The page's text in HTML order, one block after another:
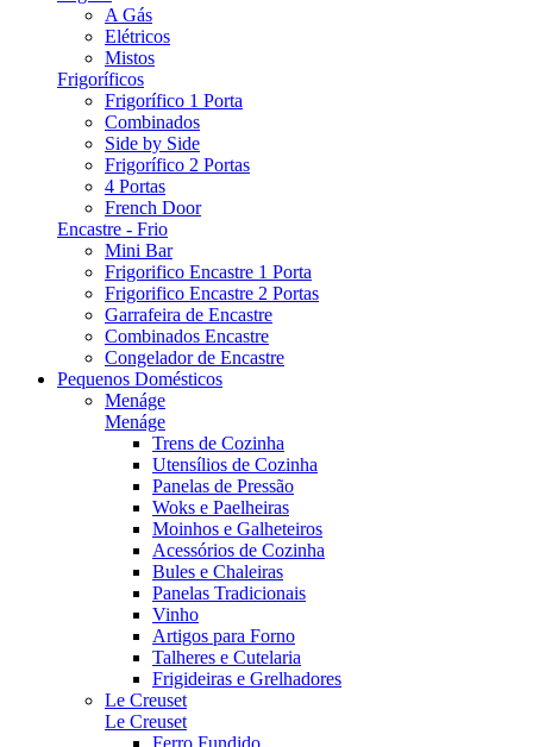
A Gás
Elétricos
Mistos
Frigoríficos
Frigorífico 1 Porta
Combinados
Side by Side
Frigorífico 2 Portas
4 Portas
French Door
Encastre - Frio
Mini Bar
Frigorifico Encastre 1 Porta
Frigorifico Encastre 2 Portas
Garrafeira de Encastre
Combinados Encastre
Congelador de Encastre
Pequenos Domésticos
Menáge
Menáge
Trens de Cozinha
Utensílios de Cozinha
Panelas de Pressão
Woks e Paelheiras
Moinhos e Galheteiros
Acessórios de Cozinha
Bules e Chaleiras
Panelas Tradicionais
Vinho
Artigos para Forno
Talheres e Cutelaria
Frigideiras e Grelhadores
Le Creuset
Le Creuset
Ferro Fundido